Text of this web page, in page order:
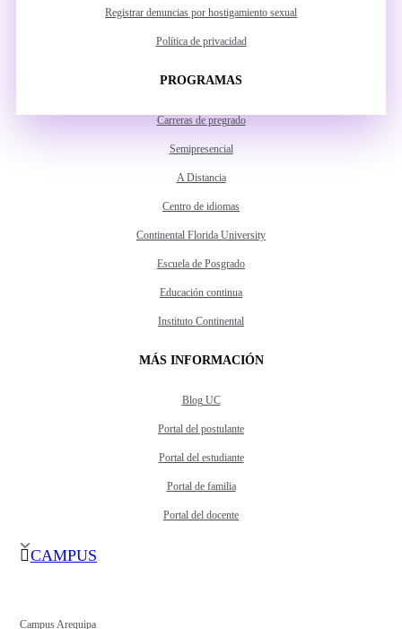
Registrar denuncias por hostigamiento sexual
Política de privacidad
PROGRAMAS
Carreras de pregrado
Semipresencial
A Distancia
Centro de idiomas
Continental Florida University
Escuela de Posgrado
Educación continua
Instituto Continental
MÁS INFORMACIÓN
Blog UC
Portal del postulante
Portal del estudiante
Portal de familia
Portal del docente
CAMPUS
Campus Arequipa